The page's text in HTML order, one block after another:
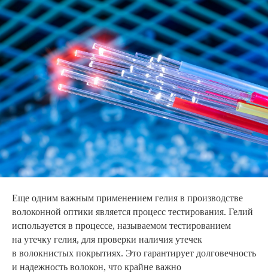
Еще одним важным применением гелия в производстве
волоконной оптики является процесс тестирования. Гелий
используется в процессе, называемом тестированием
на утечку гелия, для проверки наличия утечек
в волокнистых покрытиях. Это гарантирует долговечность
и надежность волокон, что крайне важно